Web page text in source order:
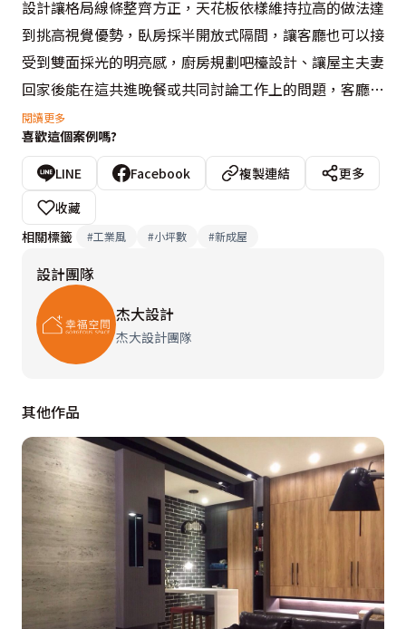
設計讓格局線條整齊方正，天花板依樣維持拉高的做法達
到挑高視覺優勢，臥房採半開放式隔間，讓客廳也可以接
受到雙面採光的明亮感，廚房規劃吧檯設計、讓屋主夫妻
回家後能在這共進晚餐或共同討論工作上的問題，客廳配
置的小劇院更可以讓屋主們假日可以窩上一整天看看電
影、玩玩遊戲機，坪數雖小還是能成就幸福空間，因為能
在各自下班後聚再一起分享彼此的興趣與生活點滴就是最
幸福的事。
閱讀更多
喜歡這個案例嗎?
LINE Facebook 複製連結
更多
收藏
相關標籤
#工業風 #小坪數 #新成屋
設計團隊
杰大設計
杰大設計團隊
其他作品